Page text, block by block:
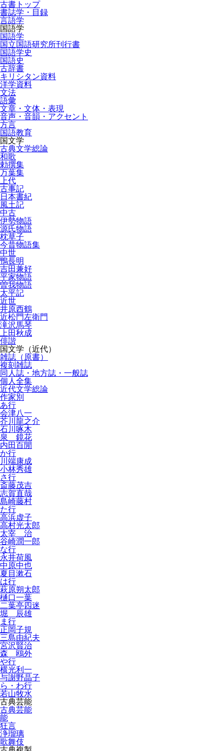
古書トップ
書誌学・目録
言語学
国語学
国語学
国立国語研究所刊行書
国語学史
国語史
古辞書
キリシタン資料
洋学資料
文法
語彙
文章・文体・表現
音声・音韻・アクセント
方言
国語教育
国文学
古典文学総論
和歌
勅撰集
万葉集
上代
古事記
日本書紀
風土記
中古
伊勢物語
源氏物語
枕草子
今昔物語集
中世
鴨長明
吉田兼好
平家物語
曽我物語
太平記
近世
井原西鶴
近松門左衛門
滝沢馬琴
上田秋成
俳諧
国文学（近代）
雑誌（原書）
複刻雑誌
同人誌・地方誌・一般誌
個人全集
近代文学総論
作家別
あ行
会津八一
芥川龍之介
石川啄木
泉 鏡花
内田百閒
か行
川端康成
小林秀雄
さ行
斎藤茂吉
志賀直哉
島崎藤村
た行
高浜虚子
高村光太郎
太宰 治
谷崎潤一郎
な行
永井荷風
中原中也
夏目漱石
は行
萩原朔太郎
樋口一葉
二葉亭四迷
堀 辰雄
ま行
正岡子規
三島由紀夫
宮沢賢治
森 鴎外
や行
横光利一
与謝野晶子
ら・わ行
若山牧水
古典芸能
古典芸能
能
狂言
浄瑠璃
歌舞伎